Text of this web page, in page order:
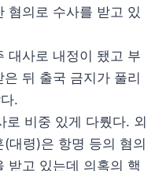
혐의로 수사를 받고 있
대사로 내정이 됐고 부
뒤 출국 금지가 풀리
.
로 비중 있게 다뤘다. 외
대령)은 항명 등의 혐의
받고 있는데 의혹의 핵